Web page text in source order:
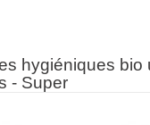
hygiéniques bio
- Super